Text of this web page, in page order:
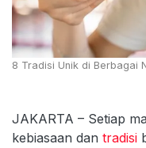
8 Tradisi Unik di Berbagai
JAKARTA – Setiap
kebiasaan dan tradisi